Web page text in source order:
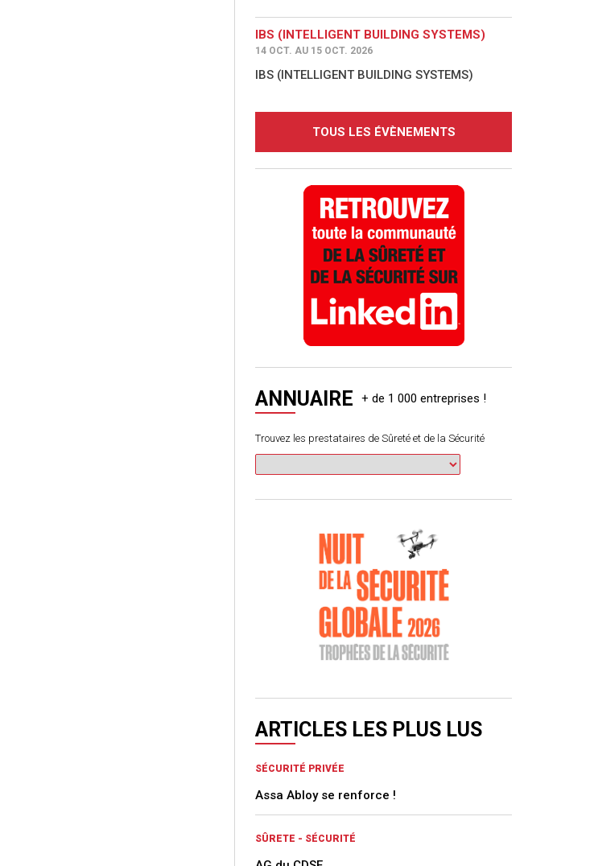
IBS (INTELLIGENT BUILDING SYSTEMS)
14 OCT. AU 15 OCT. 2026
IBS (INTELLIGENT BUILDING SYSTEMS)
TOUS LES ÉVÈNEMENTS
ANNUAIRE
Trouvez les prestataires de Sûreté et de la Sécurité
ARTICLES LES PLUS LUS
SÉCURITÉ PRIVÉE
Assa Abloy se renforce !
SÛRETE - SÉCURITÉ